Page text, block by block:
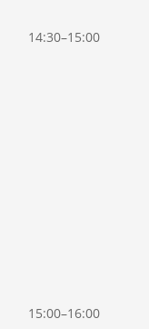
14:30–15:00
15:00–16:00